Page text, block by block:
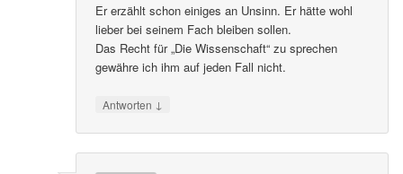
Er erzählt schon einiges an Unsinn. Er hätte wohl
lieber bei seinem Fach bleiben sollen.
Das Recht für „Die Wissenschaft“ zu sprechen
gewähre ich ihm auf jeden Fall nicht.
Antworten ↓